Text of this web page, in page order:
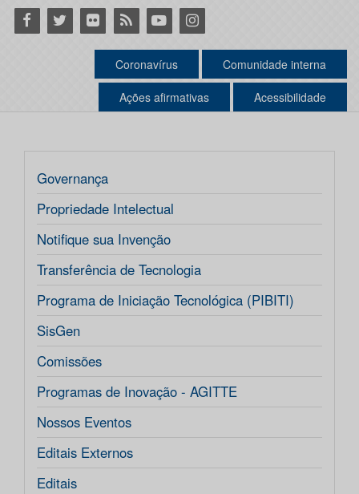
Facebook
Twitter Flickr RSS YoutubeInstagram
Coronavírus Comunidade interna
Ações afirmativas Acessibilidade
Governança
Propriedade Intelectual
Notifique sua Invenção
Transferência de Tecnologia
Programa de Iniciação Tecnológica (PIBITI)
SisGen
Comissões
Programas de Inovação - AGITTE
Nossos Eventos
Editais Externos
Editais